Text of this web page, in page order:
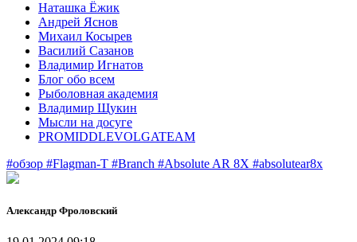
Наташка Ёжик
Андрей Яснов
Михаил Косырев
Василий Сазанов
Владимир Игнатов
Блог обо всем
Рыболовная академия
Владимир Щукин
Мысли на досуге
PROMIDDLEVOLGATEAM
#обзор #Flagman-T #Branch #Absolute AR 8X #absolutear8x
Александр Фроловский